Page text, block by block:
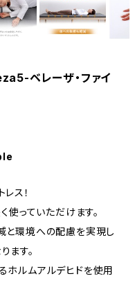
ベレーザ・ファイ
ス！
使っていただけます。
と環境への配慮を実現し
ます。
ホルムアルデヒドを使用